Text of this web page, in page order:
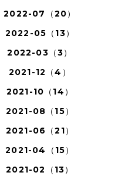
2022-07（20）
2022-05（13）
2022-03（3）
2021-12（4）
2021-10（14）
2021-08（15）
2021-06（21）
2021-04（15）
2021-02（13）